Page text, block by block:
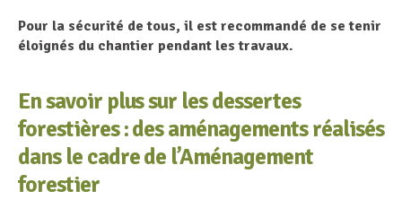
Pour la sécurité de tous, il est recommandé de se tenir
éloignés du chantier pendant les travaux.
En savoir plus sur les dessertes
forestières :des aménagements réalisés
dans le cadre de l’Aménagement
forestier